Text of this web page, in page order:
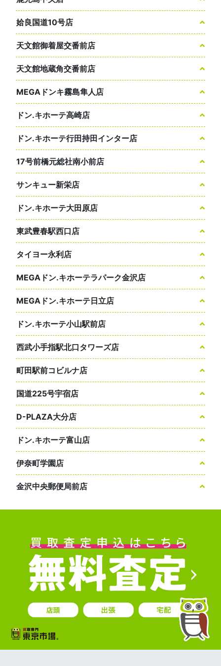
姶良国道10号店
天文館御着屋交番前店
天文館地蔵角交番前店
MEGAドンキ霧島隼人店
ドン.キホーテ高崎店
ドン.キホーテ行田持田インター店
17号前橋元総社南小前店
サンキュー新栄店
ドン.キホーテ大田原店
東武豊春駅西口店
タイヨー永利店
MEGAドン.キホーテラパーク金沢店
MEGAドン.キホーテ日立店
ドン.キホーテ小山駅前店
西武小手指駅北口タワーズ店
町田駅前コビルナ店
国道225号宇宿店
D-PLAZA大分店
ドン.キホーテ富山店
伊奈町学園店
金沢中央郵便局前店